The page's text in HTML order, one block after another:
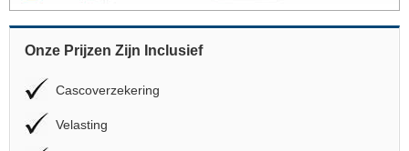
Onze Prijzen Zijn Inclusief
Cascoverzekering
Velasting